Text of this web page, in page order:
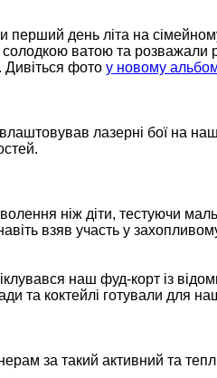
перший день літа на
солодкою ватою та
Дивіться фото у новому
лазерні бої на
ніж діти, тестуючи
взяв участь у
наш фуд-корт із
та коктейлі готували для
за такий активний та